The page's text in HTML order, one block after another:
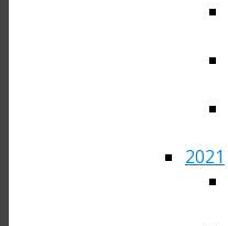
2021